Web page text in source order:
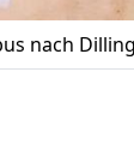
nach